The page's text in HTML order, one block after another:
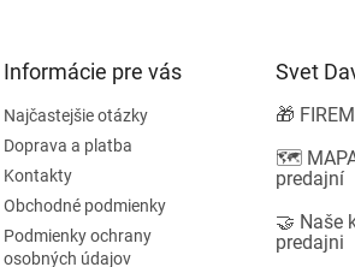
Informácie pre vás
Najčastejšie otázky
Doprava a platba
Kontakty
Obchodné podmienky
Podmienky ochrany
osobných údajov
Svet
🎁
🗺️
predajní
🤝 Naše
predajni